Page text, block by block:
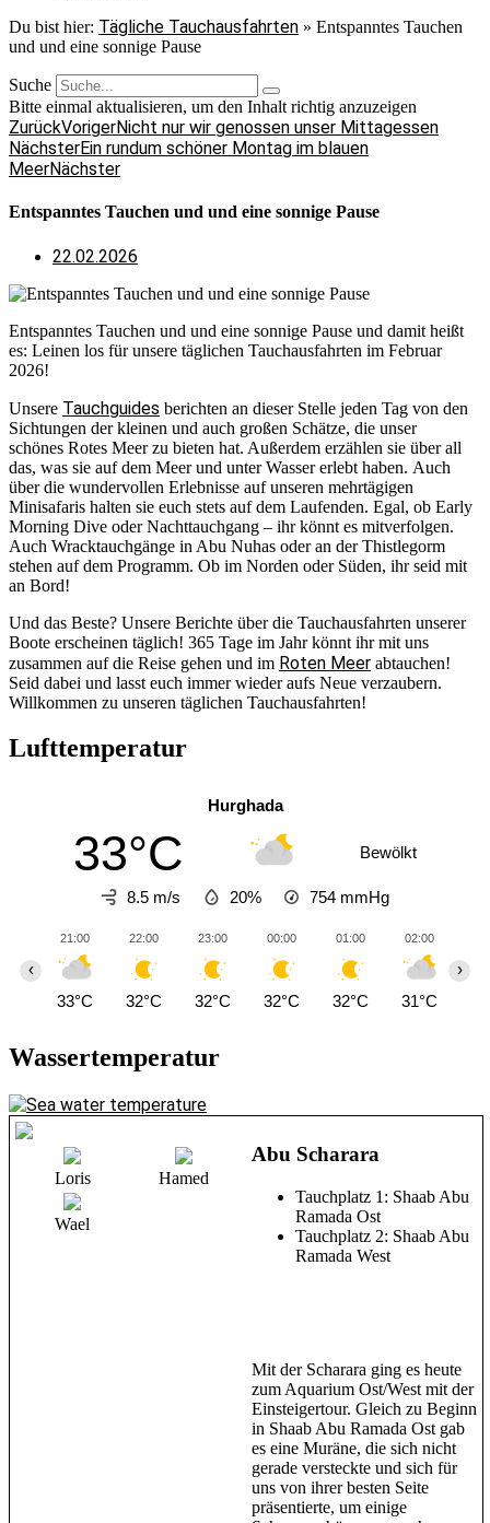
Du bist hier: Tägliche Tauchausfahrten » Entspanntes Tauchen
und und eine sonnige Pause
Suche
Bitte einmal aktualisieren, um den Inhalt richtig anzuzeigen
ZurückVorigerNicht nur wir genossen unser Mittagessen
NächsterEin rundum schöner Montag im blauen
MeerNächster
Entspanntes Tauchen und und eine sonnige Pause
22.02.2026
Entspanntes Tauchen und und eine sonnige Pause und damit heißt
es: Leinen los für unsere täglichen Tauchausfahrten im Februar
2026!
Unsere Tauchguides berichten an dieser Stelle jeden Tag von den
Sichtungen der kleinen und auch großen Schätze, die unser
schönes Rotes Meer zu bieten hat. Außerdem erzählen sie über all
das, was sie auf dem Meer und unter Wasser erlebt haben. Auch
über die wundervollen Erlebnisse auf unseren mehrtägigen
Minisafaris halten sie euch stets auf dem Laufenden. Egal, ob Early
Morning Dive oder Nachttauchgang – ihr könnt es mitverfolgen.
Auch Wracktauchgänge in Abu Nuhas oder an der Thistlegorm
stehen auf dem Programm. Ob im Norden oder Süden, ihr seid mit
an Bord!
Und das Beste? Unsere Berichte über die Tauchausfahrten unserer
Boote erscheinen täglich! 365 Tage im Jahr könnt ihr mit uns
zusammen auf die Reise gehen und im Roten Meer abtauchen!
Seid dabei und lasst euch immer wieder aufs Neue verzaubern.
Willkommen zu unseren täglichen Tauchausfahrten!
Lufttemperatur
Hurghada
33°C Bewölkt
8.5 m/s 20% 754 mmHg
21:00
33°C
22:00
32°C
23:00
32°C
00:00
32°C
01:00
32°C
02:00
31°C
‹ ›
Wassertemperatur
Loris Hamed
Wael
Abu Scharara
Tauchplatz 1: Shaab Abu
Ramada Ost
Tauchplatz 2: Shaab Abu
Ramada West
Mit der Scharara ging es heute
zum Aquarium Ost/West mit der
Einsteigertour. Gleich zu Beginn
in Shaab Abu Ramada Ost gab
es eine Muräne, die sich nicht
gerade versteckte und sich für
uns von ihrer besten Seite
präsentierte, um einige